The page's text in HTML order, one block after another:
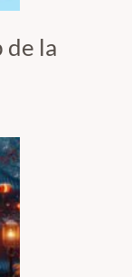
de la